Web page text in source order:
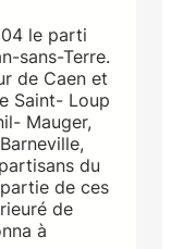
le parti
sans-Terre.
de Caen et
Saint- Loup
Mauger,
du
de ces
de
à